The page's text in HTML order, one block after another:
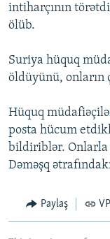
AZADLIQRADIOSU
XƏBƏR
RFE/RL-in bütün
intiharçının
ölüb.
Suriya hüquq
öldüyünü,
Hüquq
posta hücum
bildiriblər. Onlarla
Dəməşq
Paylaş